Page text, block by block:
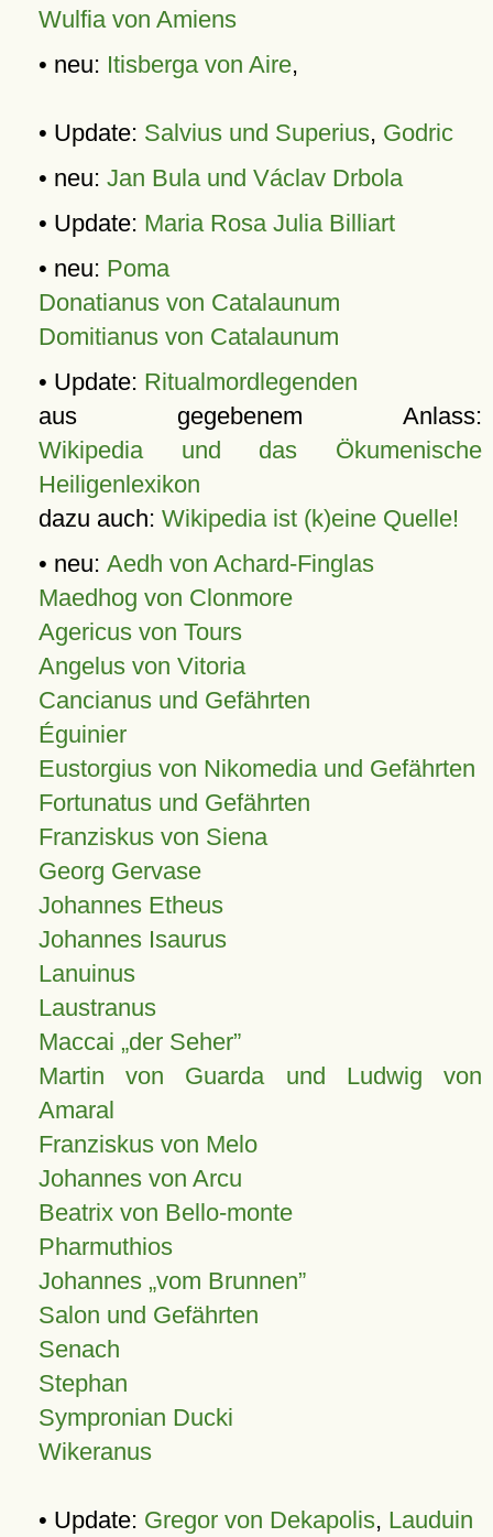
Wulfia von Amiens
• neu: Itisberga von Aire,
• Update: Salvius und Superius, Godric
• neu: Jan Bula und Václav Drbola
• Update: Maria Rosa Julia Billiart
• neu: Poma
Donatianus von Catalaunum
Domitianus von Catalaunum
• Update: Ritualmordlegenden
aus gegebenem Anlass:
Wikipedia und das Ökumenische
Heiligenlexikon
dazu auch: Wikipedia ist (k)eine Quelle!
• neu: Aedh von Achard-Finglas
Maedhog von Clonmore
Agericus von Tours
Angelus von Vitoria
Cancianus und Gefährten
Éguinier
Eustorgius von Nikomedia und Gefährten
Fortunatus und Gefährten
Franziskus von Siena
Georg Gervase
Johannes Etheus
Johannes Isaurus
Lanuinus
Laustranus
Maccai „der Seher”
Martin von Guarda und Ludwig von
Amaral
Franziskus von Melo
Johannes von Arcu
Beatrix von Bello-monte
Pharmuthios
Johannes vom Brunnen
Salon und Gefährten
Senach
Stephan
Sympronian Ducki
Wikeranus
• Update: Gregor von Dekapolis, Lauduin